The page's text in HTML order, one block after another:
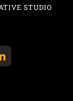
STUDIO
LinkedIn